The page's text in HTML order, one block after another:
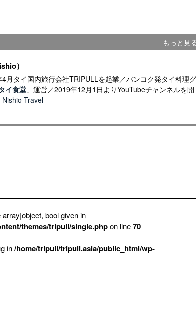
もっと見る
）
月タイ国内旅行会社TRIPULLを起業／バンコク発タイ料理グ
イ食堂」運営／2019年12月1日よりYouTubeチャンネルを開
Nishio Travel
bool given in
themes/tripull/single.phpon line70
in/home/tripull/tripull.asia/public_html/wp-